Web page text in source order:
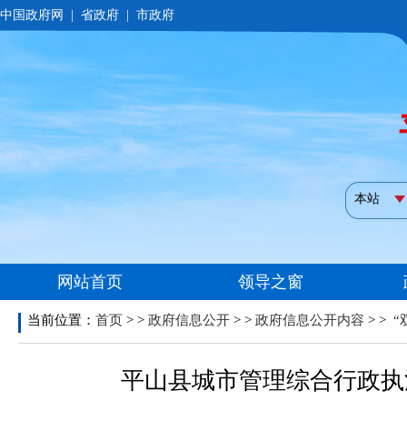
当前位置： 首页 > > 政府信息公开 > > 政府信息公开内容 > > “
平山县城市管理综合行政